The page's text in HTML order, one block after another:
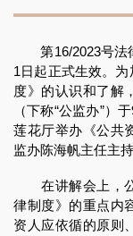
第16/2023号法
1日起正式生效。
度》的认识和了解
（下称“公监办”）
莲花厅举办《公共
监办陈海帆主任主
在讲解会上，公
律制度》的重点内
资人应依循的原则